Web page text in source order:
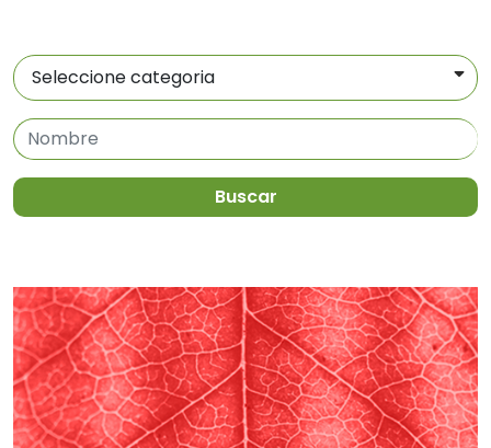
Buscar